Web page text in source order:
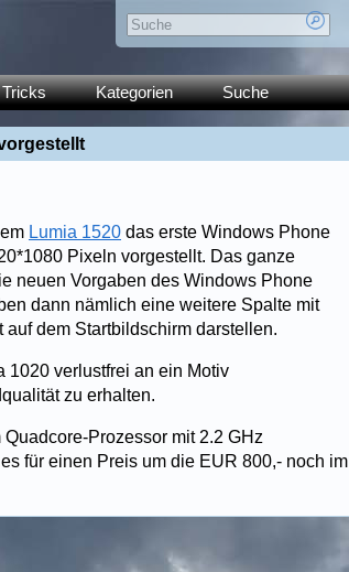
Kategorien Suche
Lumia 1520 das erste Windows Phone
Pixeln vorgestellt. Das ganze
neuen Vorgaben des Windows Phone
dann nämlich eine weitere Spalte mit
dem Startbildschirm darstellen.
1020 verlustfrei an ein Motiv
zu erhalten.
Prozessor mit 2.2 GHz
für einen Preis um die EUR 800,- noch im